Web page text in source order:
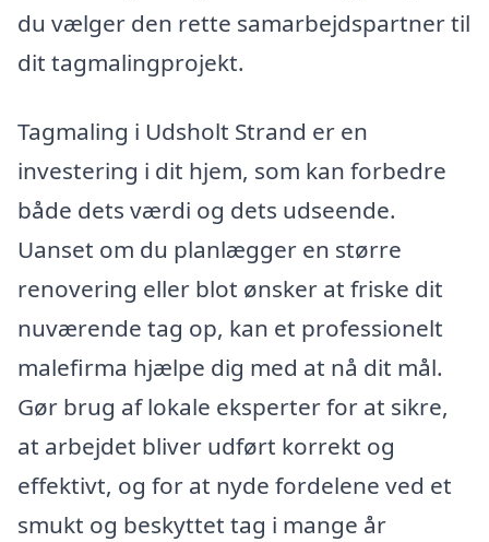
du vælger den rette samarbejdspartner til
dit tagmalingprojekt.
Tagmaling i Udsholt Strand er en
investering i dit hjem, som kan forbedre
både dets værdi og dets udseende.
Uanset om du planlægger en større
renovering eller blot ønsker at friske dit
nuværende tag op, kan et professionelt
malefirma hjælpe dig med at nå dit mål.
Gør brug af lokale eksperter for at sikre,
at arbejdet bliver udført korrekt og
effektivt, og for at nyde fordelene ved et
smukt og beskyttet tag i mange år